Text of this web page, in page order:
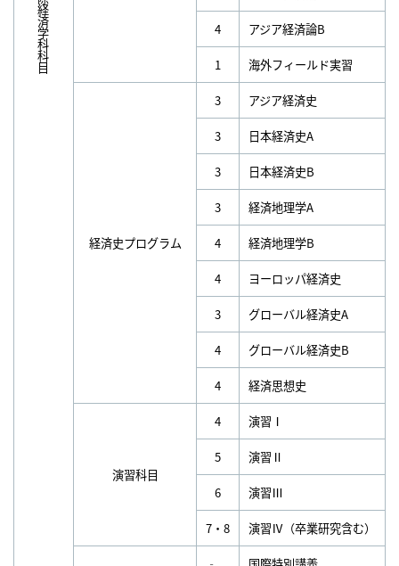
国際経済学科科目 4 アジア経済論B
1 海外フィールド実習
経済史プログラム
3 アジア経済史
3 日本経済史A
3 日本経済史B
3 経済地理学A
4 経済地理学B
4 ヨーロッパ経済史
3 グローバル経済史A
4 グローバル経済史B
4 経済思想史
演習科目
4 演習Ⅰ
5 演習Ⅱ
6 演習Ⅲ
7・8 演習Ⅳ（卒業研究含む）